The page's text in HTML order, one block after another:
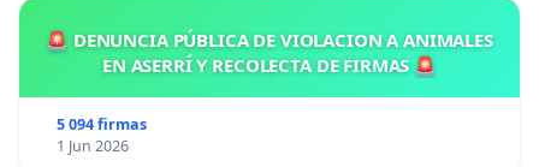
🚨 DENUNCIA PÚBLICA DE VIOLACION A ANIMALES
EN ASERRÍ Y RECOLECTA DE FIRMAS 🚨
5 094 firmas
1 Jun 2026